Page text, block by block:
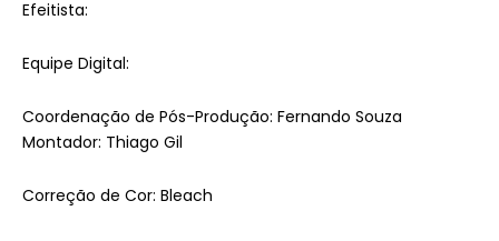
Efeitista:
Equipe Digital:
Coordenação de Pós-Produção: Fernando Souza
Montador: Thiago Gil
Correção de Cor: Bleach